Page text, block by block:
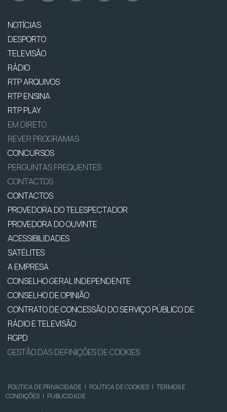
NOTÍCIAS
DESPORTO
TELEVISÃO
RÁDIO
RTP ARQUIVOS
RTP ENSINA
RTP PLAY
EM DIRETO
REVER PROGRAMAS
CONCURSOS
PERGUNTAS FREQUENTES
CONTACTOS
CONTACTOS
PROVEDORA DO TELESPECTADOR
PROVEDORA DO OUVINTE
ACESSIBILIDADES
SATÉLITES
A EMPRESA
CONSELHO GERAL INDEPENDENTE
CONSELHO DE OPINIÃO
CONTRATO DE CONCESSÃO DO SERVIÇO PÚBLICO DE
RÁDIO E TELEVISÃO
RGPD
GESTÃO DAS DEFINIÇÕES DE COOKIES
POLÍTICA DE PRIVACIDADE | POLÍTICA DE COOKIES | TERMOS E
CONDIÇÕES | PUBLICIDADE